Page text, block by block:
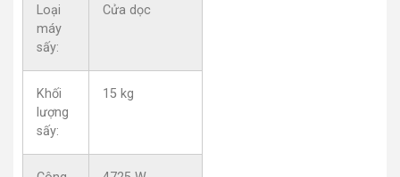
Loại
máy
sấy:
Cửa dọc
Khối
lượng
sấy:
15 kg